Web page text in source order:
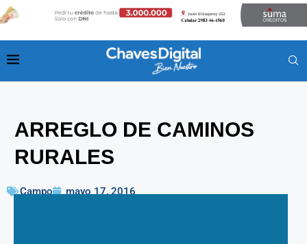
ARREGLO DE CAMINOS
RURALES
Campo mayo 17, 2016